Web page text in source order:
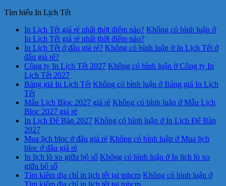
Tìm hiểu In Lịch Tết
In Lịch Tết giá rẻ nhất thời điểm nào? Không có bình luận ở
In Lịch Tết giá rẻ nhất thời điểm nào?
In Lịch Tết ở đâu giá rẻ? Không có bình luận ở In Lịch Tết ở
đâu giá rẻ?
Công ty In Lịch Tết 2027 Không có bình luận ở Công ty In
Lịch Tết 2027
Bảng giá In Lịch Tết Không có bình luận ở Bảng giá In Lịch
Tết
Mẫu Lịch Bloc 2027 giá rẻ Không có bình luận ở Mẫu Lịch
Bloc 2027 giá rẻ
In Lịch Để Bàn 2027 Không có bình luận ở In Lịch Để Bàn
2027
Mua lịch bloc ở đâu giá rẻ Không có bình luận ở Mua lịch
bloc ở đâu giá rẻ
In lịch lò xo giữa bộ số Không có bình luận ở In lịch lò xo
giữa bộ số
Tìm kiếm địa chỉ in lịch tết tại tphcm Không có bình luận ở
Tìm kiếm địa chỉ in lịch tết tại tphcm